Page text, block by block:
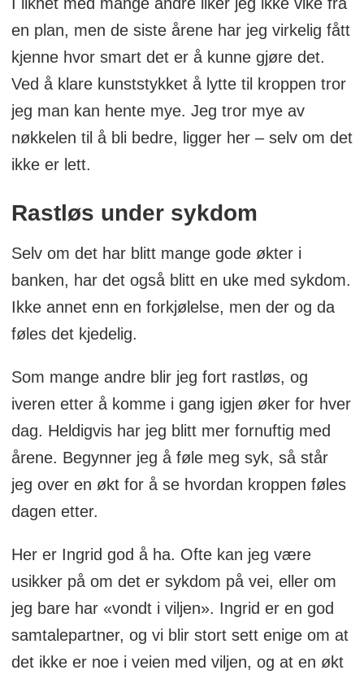
en plan, men de siste årene har jeg virkelig fått
kjenne hvor smart det er å kunne gjøre det.
Ved å klare kunststykket å lytte til kroppen tror
jeg man kan hente mye. Jeg tror mye av
nøkkelen til å bli bedre, ligger her – selv om det
ikke er lett.
Rastløs under sykdom
Selv om det har blitt mange gode økter i
banken, har det også blitt en uke med sykdom.
Ikke annet enn en forkjølelse, men der og da
føles det kjedelig.
Som mange andre blir jeg fort rastløs, og
iveren etter å komme i gang igjen øker for hver
dag. Heldigvis har jeg blitt mer fornuftig med
årene. Begynner jeg å føle meg syk, så står
jeg over en økt for å se hvordan kroppen føles
dagen etter.
Her er Ingrid god å ha. Ofte kan jeg være
usikker på om det er sykdom på vei, eller om
jeg bare har «vondt i viljen». Ingrid er en god
samtalepartner, og vi blir stort sett enige om at
det ikke er noe i veien med viljen, og at en økt